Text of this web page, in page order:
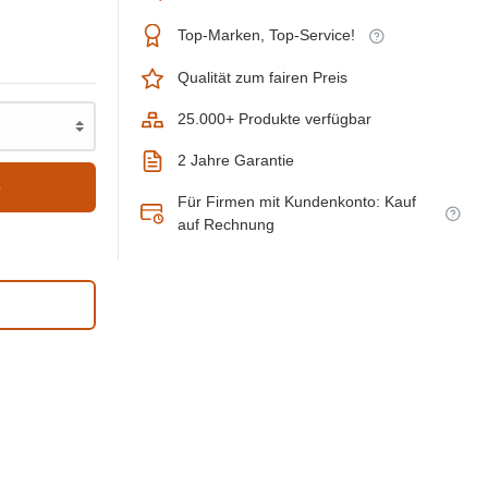
Top-Marken, Top-Service!
Qualität zum fairen Preis
25.000+ Produkte verfügbar
2 Jahre Garantie
Für Firmen mit Kundenkonto: Kauf
auf Rechnung